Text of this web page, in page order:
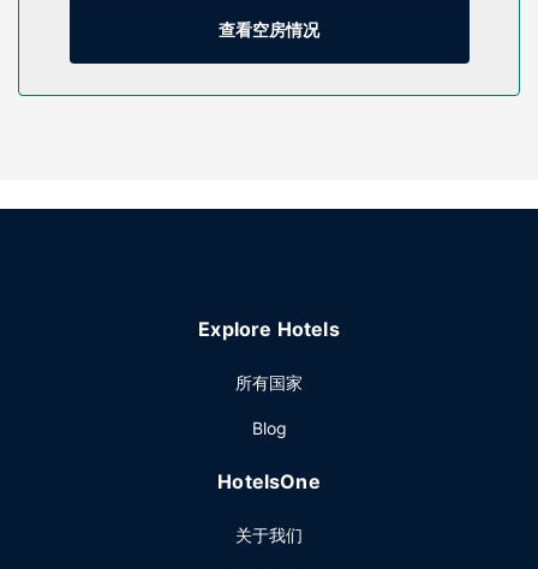
您可利用免费 WiFi、礼品店/报摊和自动售货机等便利服务和设
查看空房情况
Explore Hotels
所有国家
Blog
HotelsOne
关于我们